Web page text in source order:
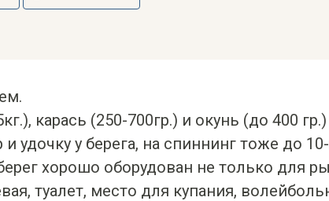
карась (250-700гр.) и окунь (до 400
удочку у берега, на спиннинг тоже до
хорошо оборудован не только для
туалет, место для купания,